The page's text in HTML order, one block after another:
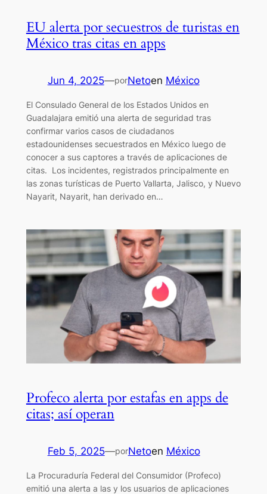
EU alerta por secuestros de turistas en
México tras citas en apps
Jun 4, 2025—porNetoen México
El Consulado General de los Estados Unidos en
Guadalajara emitió una alerta de seguridad tras
confirmar varios casos de ciudadanos
estadounidenses secuestrados en México luego de
conocer a sus captores a través de aplicaciones de
citas. Los incidentes, registrados principalmente en
las zonas turísticas de Puerto Vallarta, Jalisco, y Nuevo
Nayarit, Nayarit, han derivado en…
Profeco alerta por estafas en apps de
citas; así operan
Feb 5, 2025—porNetoen México
La Procuraduría Federal del Consumidor (Profeco)
emitió una alerta a las y los usuarios de aplicaciones